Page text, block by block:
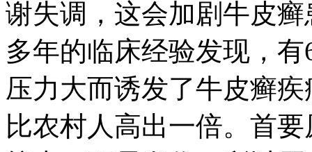
谢失调，这会加剧牛皮
多年的临床经验发现，
压力大而诱发了牛皮癣
比农村人高出一倍。首